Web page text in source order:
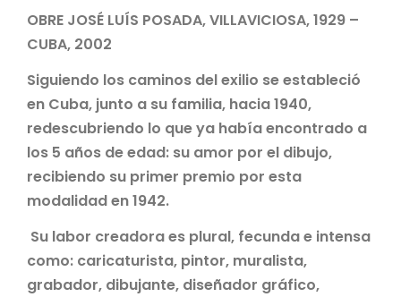
OBRE JOSÉ LUÍS POSADA, VILLAVICIOSA, 1929 –
CUBA, 2002
Siguiendo los caminos del exilio se estableció
en Cuba, junto a su familia, hacia 1940,
redescubriendo lo que ya había encontrado a
los 5 años de edad: su amor por el dibujo,
recibiendo su primer premio por esta
modalidad en 1942.
Su labor creadora es plural, fecunda e intensa
como: caricaturista, pintor, muralista,
grabador, dibujante, diseñador gráfico,